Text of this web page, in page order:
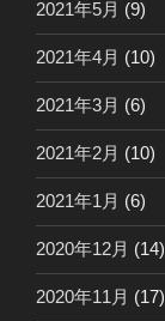
2021年5月 (9)
2021年4月 (10)
2021年3月 (6)
2021年2月 (10)
2021年1月 (6)
2020年12月 (14)
2020年11月 (17)